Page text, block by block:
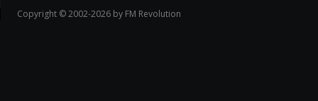
Copyright © 2002-2026 by FM Revolution